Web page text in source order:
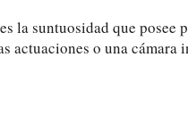
la suntuosidad que
actuaciones o una cámara